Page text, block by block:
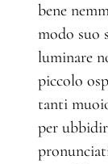
bene
modo suo
luminare
piccolo
tanti
per